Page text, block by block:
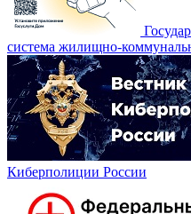
система жилищно-
Киберполиции России